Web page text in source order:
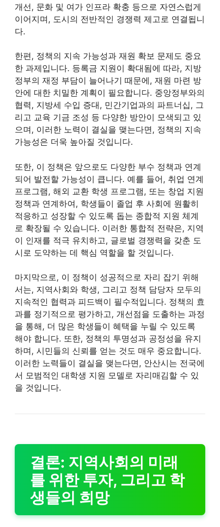
개선, 문화 및 여가 인프라 확충 등으로 자연스럽게
이어지며, 도시의 전반적인 경쟁력 제고로 연결됩니
다.
한편, 정책의 지속 가능성과 재원 확보 문제도 중요
한 과제입니다. 등록금 지원이 확대됨에 따라, 지방
정부의 재정 부담이 늘어나기 때문에, 재원 마련 방
안에 대한 치밀한 계획이 필요합니다. 중앙정부와의
협력, 지방세 수입 증대, 민간기업과의 파트너십, 그
리고 교육 기금 조성 등 다양한 방안이 모색되고 있
으며, 이러한 노력이 결실을 맺는다면, 정책의 지속
가능성은 더욱 높아질 것입니다.
또한, 이 정책은 앞으로도 다양한 부수 정책과 연계
되어 발전할 가능성이 큽니다. 예를 들어, 취업 연계
프로그램, 해외 교환 학생 프로그램, 또는 창업 지원
정책과 연계하여, 학생들이 졸업 후 사회에 원활히
적응하고 성장할 수 있도록 돕는 종합적 지원 체계
로 확장될 수 있습니다. 이러한 통합적 전략은, 지역
이 인재를 적극 유치하고, 글로벌 경쟁력을 갖춘 도
시로 도약하는 데 핵심 역할을 할 것입니다.
마지막으로, 이 정책이 성공적으로 자리 잡기 위해
서는, 지역사회와 학생, 그리고 정책 담당자 모두의
지속적인 협력과 피드백이 필수적입니다. 정책의 효
과를 정기적으로 평가하고, 개선점을 도출하는 과정
을 통해, 더 많은 학생들이 혜택을 누릴 수 있도록
해야 합니다. 또한, 정책의 투명성과 공정성을 유지
하며, 시민들의 신뢰를 얻는 것도 매우 중요합니다.
이러한 노력들이 결실을 맺는다면, 안산시는 전국에
서 모범적인 대학생 지원 모델로 자리매김할 수 있
을 것입니다.
결론: 지역사회의 미래
를 위한 투자, 그리고 학
생들의 희망